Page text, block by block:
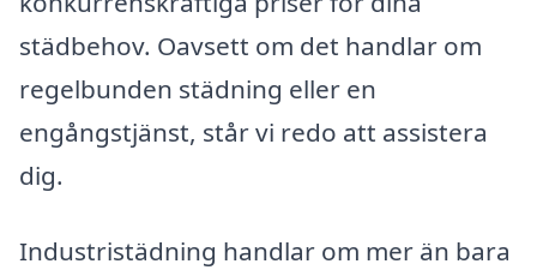
städbehov. Oavsett om det handlar om
regelbunden städning eller en
engångstjänst, står vi redo att assistera
dig.
Industristädning handlar om mer än bara